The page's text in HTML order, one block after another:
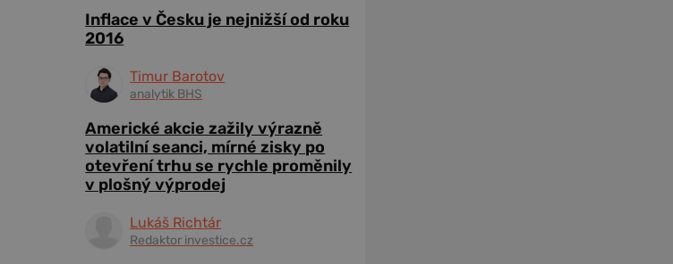
Inflace v Česku je nejnižší od roku
2016
Timur Barotov
analytik BHS
Americké akcie zažily výrazně
volatilní seanci, mírné zisky po
otevření trhu se rychle proměnily
v plošný výprodej
Lukáš Richtár
Redaktor investice.cz